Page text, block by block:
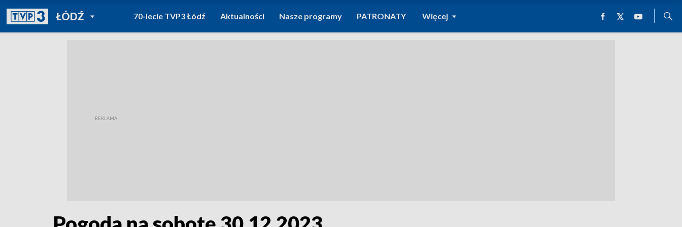
ŁÓDŹPOWRÓT DO
TVP REGIONY
70-lecie TVP3 Łódź Aktualności Nasze programy PATRONATY Więcej